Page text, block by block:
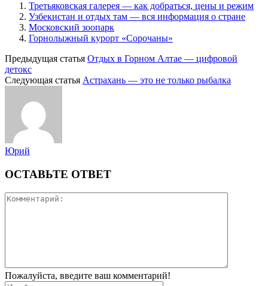
Третьяковская галерея — как добраться, цены и режим
Узбекистан и отдых там — вся информация о стране
Московский зоопарк
Горнолыжный курорт «Сорочаны»
Предыдущая статья Отдых в Горном Алтае — цифровой
детокс
Следующая статья Астрахань — это не только рыбалка
Юрий
ОСТАВЬТЕ ОТВЕТ
Пожалуйста, введите ваш комментарий!